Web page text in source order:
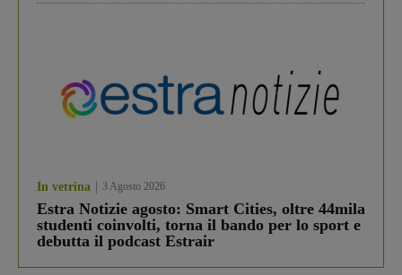
In vetrina 3 Agosto 2026
Estra Notizie agosto: Smart Cities, oltre 44mila
studenti coinvolti, torna il bando per lo sport e
debutta il podcast Estrair